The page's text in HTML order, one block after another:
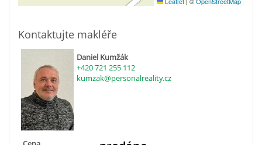
Kontaktujte makléře
Daniel Kumžák
+420 721 255 112
kumzak@personalreality.cz